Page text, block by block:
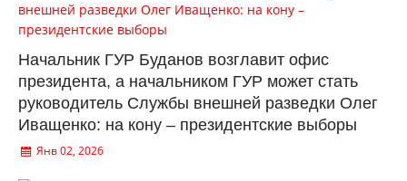
Начальник ГУР Буданов возглавит офис
президента, а начальником ГУР может стать
руководитель Службы внешней разведки Олег
Иващенко: на кону – президентские выборы
Янв 02, 2026